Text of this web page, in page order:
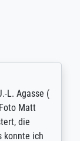
thèmes
des
des